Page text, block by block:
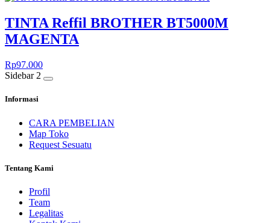
TINTA Reffil BROTHER BT5000M
MAGENTA
Rp97.000
Sidebar 2
Informasi
CARA PEMBELIAN
Map Toko
Request Sesuatu
Tentang Kami
Profil
Team
Legalitas